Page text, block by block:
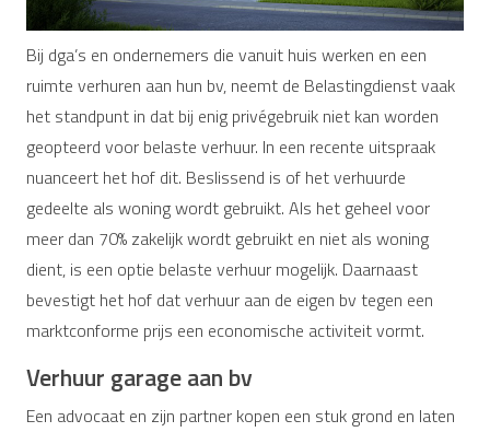
Bij dga’s en ondernemers die vanuit huis werken en een
ruimte verhuren aan hun bv, neemt de Belastingdienst vaak
het standpunt in dat bij enig privégebruik niet kan worden
geopteerd voor belaste verhuur. In een recente uitspraak
nuanceert het hof dit. Beslissend is of het verhuurde
gedeelte als woning wordt gebruikt. Als het geheel voor
meer dan 70% zakelijk wordt gebruikt en niet als woning
dient, is een optie belaste verhuur mogelijk. Daarnaast
bevestigt het hof dat verhuur aan de eigen bv tegen een
marktconforme prijs een economische activiteit vormt.
Verhuur garage aan bv
Een advocaat en zijn partner kopen een stuk grond en laten